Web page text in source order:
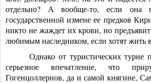
отдельно? А вообще-то, если она
государственной измене ее предков
никто не жаждет их крови, но
любимым наследником, если хотят жить
Однако от туристических турне
серьезное впечатление, что
Гогенцоллернов, да и самой княгине,